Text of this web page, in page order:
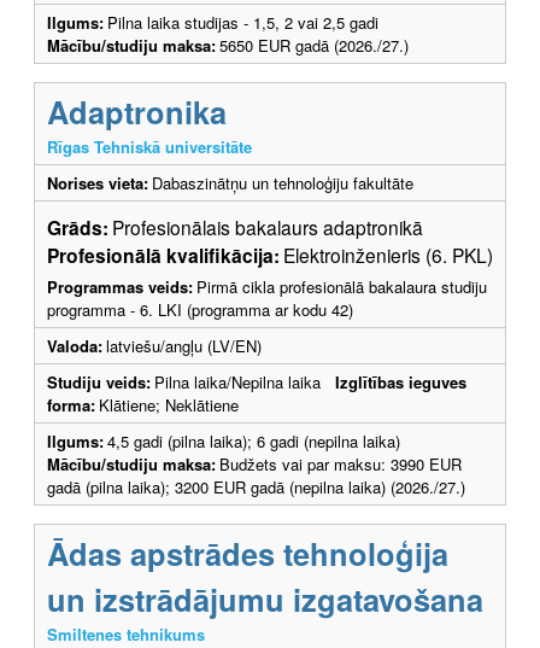
Ilgums: Pilna laika studijas - 1,5, 2 vai 2,5 gadi
Mācību/studiju maksa:5650 EUR gadā (2026./27.)
Adaptronika
Rīgas Tehniskā universitāte
Norises vieta: Dabaszinātņu un tehnoloģiju fakultāte
Grāds: Profesionālais bakalaurs adaptronikā
Profesionālā kvalifikācija: Elektroinženieris (6. PKL)
Programmas veids: Pirmā cikla profesionālā bakalaura studiju
programma - 6. LKI (programma ar kodu 42)
Valoda:latviešu/angļu (LV/EN)
Studiju veids: Pilna laika/Nepilna laika Izglītības ieguves
forma: Klātiene; Neklātiene
Ilgums:4,5 gadi (pilna laika); 6 gadi (nepilna laika)
Mācību/studiju maksa: Budžets vai par maksu: 3990 EUR
gadā (pilna laika); 3200 EUR gadā (nepilna laika) (2026./27.)
Ādas apstrādes tehnoloģija
un izstrādājumu izgatavošana
Smiltenes tehnikums